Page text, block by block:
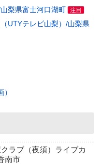
梨県富士河口湖町 注目
UTYテレビ山梨）/山梨県
ラブ（夜須）ライブカ
南市